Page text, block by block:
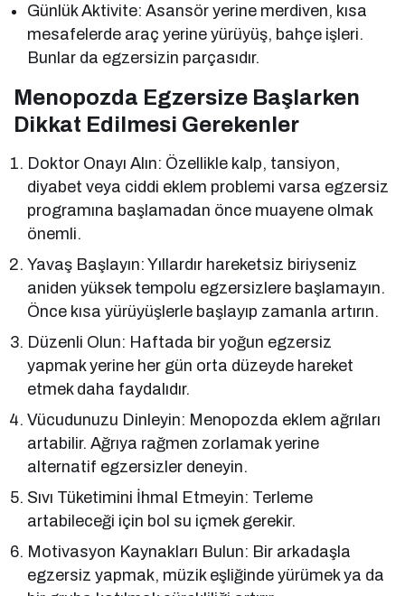
Günlük Aktivite: Asansör yerine merdiven, kısa
mesafelerde araç yerine yürüyüş, bahçe işleri.
Bunlar da egzersizin parçasıdır.
Menopozda Egzersize Başlarken
Dikkat Edilmesi Gerekenler
Doktor Onayı Alın: Özellikle kalp, tansiyon,
diyabet veya ciddi eklem problemi varsa egzersiz
programına başlamadan önce muayene olmak
önemli.
Yavaş Başlayın: Yıllardır hareketsiz biriyseniz
aniden yüksek tempolu egzersizlere başlamayın.
Önce kısa yürüyüşlerle başlayıp zamanla artırın.
Düzenli Olun: Haftada bir yoğun egzersiz
yapmak yerine her gün orta düzeyde hareket
etmek daha faydalıdır.
Vücudunuzu Dinleyin: Menopozda eklem ağrıları
artabilir. Ağrıya rağmen zorlamak yerine
alternatif egzersizler deneyin.
Sıvı Tüketimini İhmal Etmeyin: Terleme
artabileceği için bol su içmek gerekir.
Motivasyon Kaynakları Bulun: Bir arkadaşla
egzersiz yapmak, müzik eşliğinde yürümek ya da